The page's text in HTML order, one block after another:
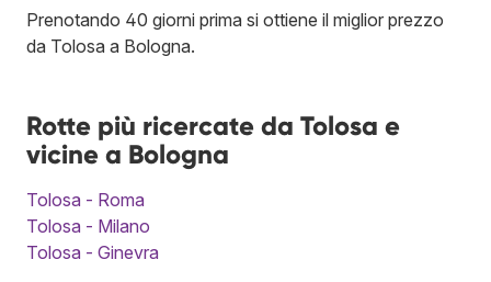
Prenotando 40 giorni prima si ottiene il miglior prezzo
da Tolosa a Bologna.
Rotte più ricercate da Tolosa e
vicine a Bologna
Tolosa - Roma
Tolosa - Milano
Tolosa - Ginevra